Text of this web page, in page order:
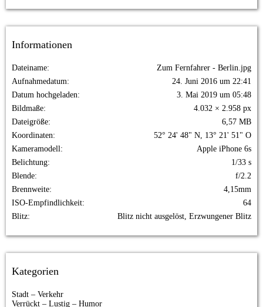
Informationen
Dateiname
Zum Fernfahrer - Berlin.jpg
Aufnahmedatum
24. Juni 2016 um 22:41
Datum hochgeladen
3. Mai 2019 um 05:48
Bildmaße
4.032 × 2.958 px
Dateigröße
6,57 MB
Koordinaten
52° 24' 48" N, 13° 21' 51" O
Kameramodell
Apple iPhone 6s
Belichtung
1/33 s
Blende
f/2.2
Brennweite
4,15mm
ISO-Empfindlichkeit
64
Blitz
Blitz nicht ausgelöst, Erzwungener Blitz
Kategorien
Stadt – Verkehr
Verrückt – Lustig – Humor